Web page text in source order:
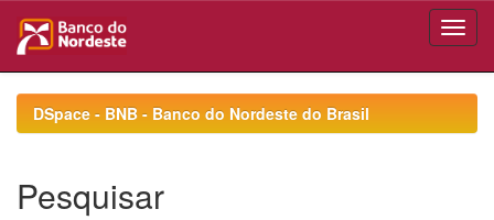
navigationDSpace - BNB - Banco do Nordeste do Brasil
Pesquisar